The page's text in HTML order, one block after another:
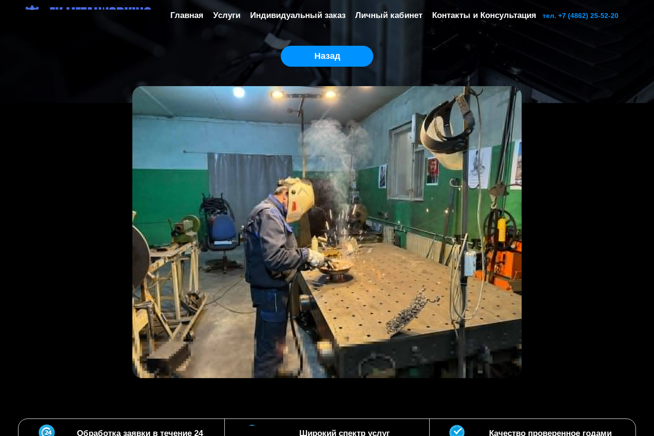
Главная Услуги Индивидуальный заказ Личный кабинет Контакты и Консультация тел. +7 (4862) 25-52-20
Назад
Обработка заявки в течение 24 Широкий спектр услуг Качество проверенное годами